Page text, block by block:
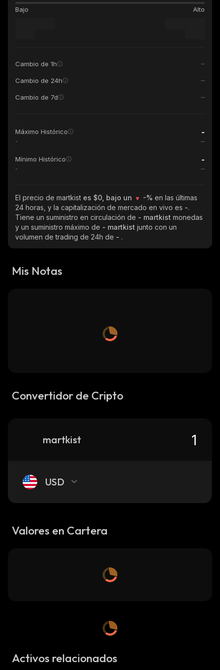
Bajo Alto
Cambio de 1h
Cambio de 24h
Cambio de 7d
Máximo Histórico -
-
Mínimo Histórico -
-
El precio de martkist es $0, bajo un -% en las últimas
24 horas, y la capitalización de mercado en vivo es -.
Tiene un suministro en circulación de - martkist monedas
y un suministro máximo de - martkist junto con un
volumen de trading de 24h de - .
Mis Notas
Convertidor de Cripto
martkist
USD
Valores en Cartera
Activos relacionados